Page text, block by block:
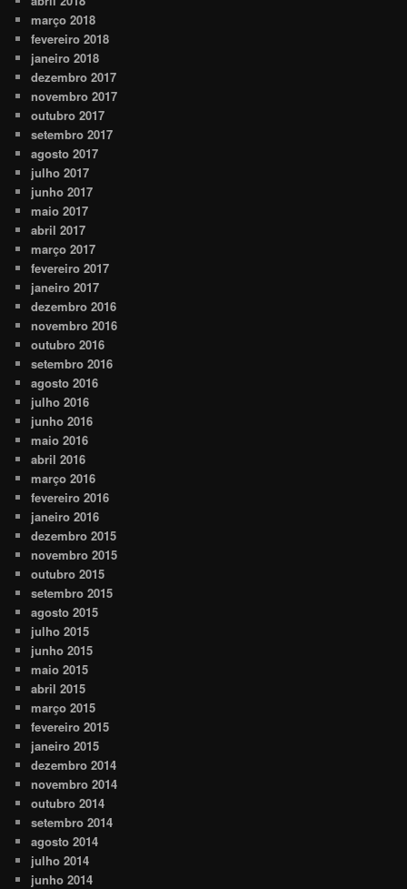
março 2018
fevereiro 2018
janeiro 2018
dezembro 2017
novembro 2017
outubro 2017
setembro 2017
agosto 2017
julho 2017
junho 2017
maio 2017
abril 2017
março 2017
fevereiro 2017
janeiro 2017
dezembro 2016
novembro 2016
outubro 2016
setembro 2016
agosto 2016
julho 2016
junho 2016
maio 2016
abril 2016
março 2016
fevereiro 2016
janeiro 2016
dezembro 2015
novembro 2015
outubro 2015
setembro 2015
agosto 2015
julho 2015
junho 2015
maio 2015
abril 2015
março 2015
fevereiro 2015
janeiro 2015
dezembro 2014
novembro 2014
outubro 2014
setembro 2014
agosto 2014
julho 2014
junho 2014